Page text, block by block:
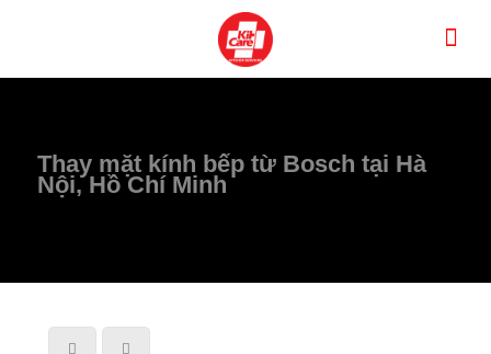
Thay mặt kính bếp từ Bosch tại Hà
Nội, Hồ Chí Minh